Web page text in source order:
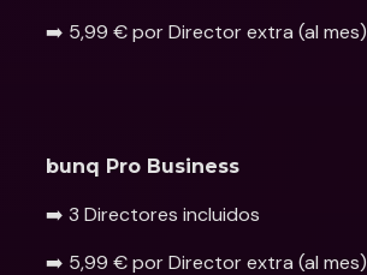
➡️ 5,99 € por Director extra (al mes)
bunq Pro Business
➡️ 3 Directores incluidos
➡️ 5,99 € por Director extra (al mes)